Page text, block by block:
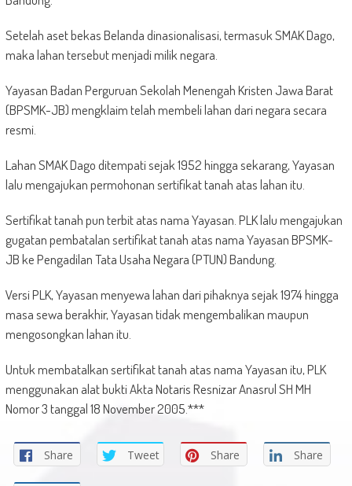
Setelah aset bekas Belanda dinasionalisasi, termasuk SMAK Dago,
maka lahan tersebut menjadi milik negara.
Yayasan Badan Perguruan Sekolah Menengah Kristen Jawa Barat
(BPSMK-JB) mengklaim telah membeli lahan dari negara secara
resmi.
Lahan SMAK Dago ditempati sejak 1952 hingga sekarang, Yayasan
lalu mengajukan permohonan sertifikat tanah atas lahan itu.
Sertifikat tanah pun terbit atas nama Yayasan. PLK lalu mengajukan
gugatan pembatalan sertifikat tanah atas nama Yayasan BPSMK-
JB ke Pengadilan Tata Usaha Negara (PTUN) Bandung.
Versi PLK, Yayasan menyewa lahan dari pihaknya sejak 1974 hingga
masa sewa berakhir, Yayasan tidak mengembalikan maupun
mengosongkan lahan itu.
Untuk membatalkan sertifikat tanah atas nama Yayasan itu, PLK
menggunakan alat bukti Akta Notaris Resnizar Anasrul SH MH
Nomor 3 tanggal 18 November 2005.***
Share Tweet Share Share